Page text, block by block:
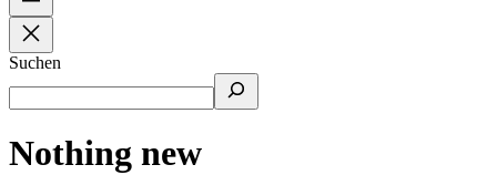
Suchen
Nothing new